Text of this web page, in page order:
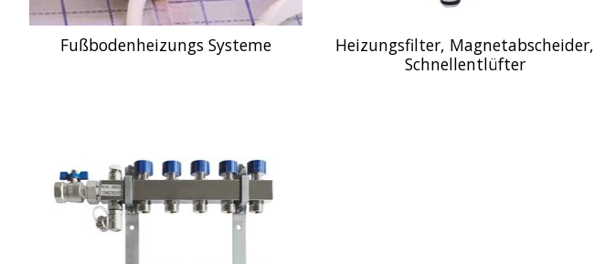
Fußbodenheizungs Systeme
Heizungsfilter, Magnetabscheider,
Schnellentlüfter